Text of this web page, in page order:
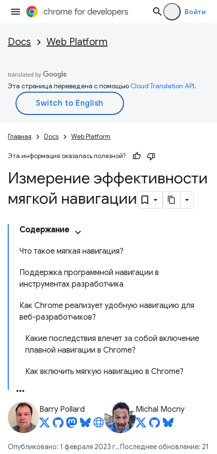
Войти
Docs Web Platform
Эта страница переведена с помощьюCloud Translation API.
Главная Docs Web Platform
Эта информация оказалась полезной?
Измерение эффективности
мягкой навигации
Содержание
Что такое мягкая навигация?
Поддержка программной навигации в
инструментах разработчика
Как Chrome реализует удобную навигацию для
веб-разработчиков?
Какие последствия влечет за собой включение
плавной навигации в Chrome?
Как включить мягкую навигацию в Chrome?
Barry Pollard Michal Mocny
Опубликовано: 1 февраля 2023 г., Последнее обновление: 21